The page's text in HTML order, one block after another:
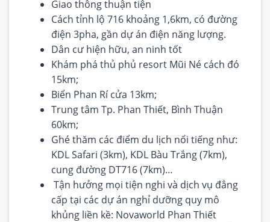
Giao thông thuận tiện
Cách tỉnh lộ 716 khoảng 1,6km, có đường
điện 3pha, gần dự án điện năng lượng.
Dân cư hiện hữu, an ninh tốt
Khám phá thủ phủ resort Mũi Né cách đó
15km;
Biển Phan Rí cửa 13km;
Trung tâm Tp. Phan Thiết, Bình Thuận
60km;
Ghé thăm các điểm du lịch nổi tiếng như:
KDL Safari (3km), KDL Bàu Trắng (7km),
cung đường DT716 (7km)…
Tận hưởng mọi tiện nghi và dịch vụ đẳng
cấp tại các dự án nghỉ dưỡng quy mô
khủng liền kề: Novaworld Phan Thiết